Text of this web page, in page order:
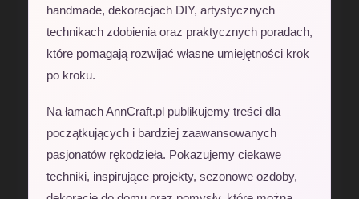
handmade, dekoracjach DIY, artystycznych
technikach zdobienia oraz praktycznych poradach,
które pomagają rozwijać własne umiejętności krok
po kroku.
Na łamach AnnCraft.pl publikujemy treści dla
początkujących i bardziej zaawansowanych
pasjonatów rękodzieła. Pokazujemy ciekawe
techniki, inspirujące projekty, sezonowe ozdoby,